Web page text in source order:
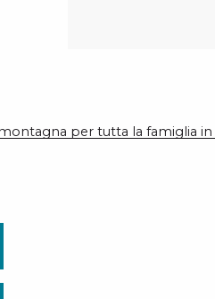
per tutta la famiglia